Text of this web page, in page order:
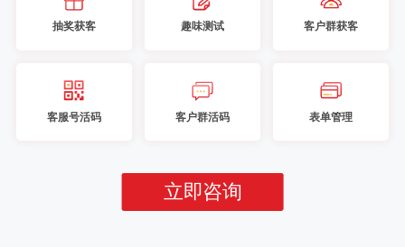
抽奖获客 趣味测试 客户群获客
客服号活码 客户群活码 表单管理
立即咨询